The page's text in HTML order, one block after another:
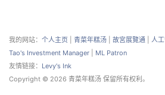
我的网站： 个人主页 青菜年糕汤 故宮展覽通 人
Tao's Investment Manager
ML Patron
友情链接： Levy's Ink
Copyright © 2026 青菜年糕汤 保留所有权利。